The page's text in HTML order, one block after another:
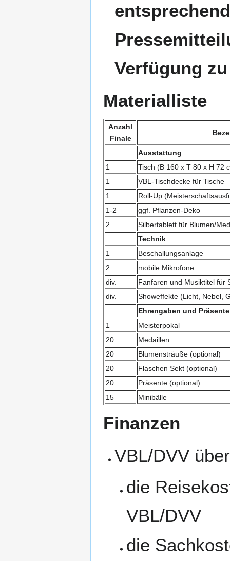
Verfügung
Materialliste
Anzahl
Finale
Ausstattung
1
Tisch (B 160 x T 80 x H 72
1
VBL-Tischdecke für Tische
1
Roll-Up
1-2
ggf. Pflanzen-Deko
2
Silbertablett für Blumen/
Technik
1
Beschallungsanlage
2
mobile Mikrofone
div.
Fanfaren und Musiktitel für
div.
Showeffekte (Licht, Nebel,
Ehrengaben und Präsente
1
Meisterpokal
20
Medaillen
20
Blumensträuße (optional)
20
Flaschen Sekt (optional)
20
Präsente (optional)
15
Minibälle
Finanzen
VBL/DVV
die
VBL/DVV
die